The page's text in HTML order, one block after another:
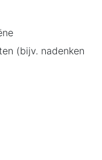
(bijv. nadenken